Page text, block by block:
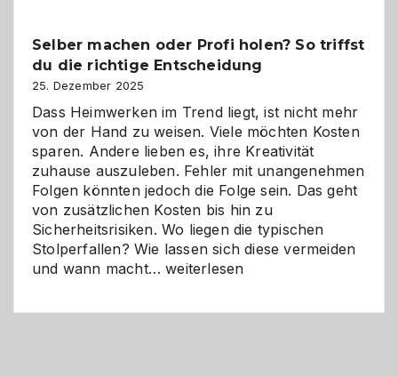
Herausforderungen
und
Zukunft
Selber machen oder Profi holen? So triffst
du die richtige Entscheidung
25. Dezember 2025
Dass Heimwerken im Trend liegt, ist nicht mehr
von der Hand zu weisen. Viele möchten Kosten
sparen. Andere lieben es, ihre Kreativität
zuhause auszuleben. Fehler mit unangenehmen
Folgen könnten jedoch die Folge sein. Das geht
von zusätzlichen Kosten bis hin zu
Sicherheitsrisiken. Wo liegen die typischen
Stolperfallen? Wie lassen sich diese vermeiden
und wann macht…Selber
weiterlesen